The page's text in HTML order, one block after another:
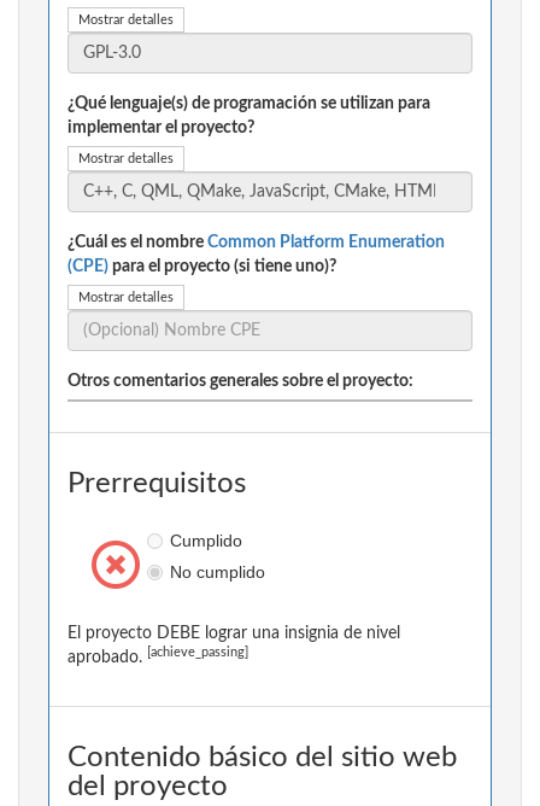
Mostrar detalles
¿Qué lenguaje(s) de programación se utilizan para
implementar el proyecto?
Mostrar detalles
¿Cuál es el nombre Common Platform Enumeration
(CPE) para el proyecto (si tiene uno)?
Mostrar detalles
Otros comentarios generales sobre el proyecto:
Prerrequisitos
Cumplido
No cumplido
El proyecto DEBE lograr una insignia de nivel
aprobado.
[achieve_passing]
Contenido básico del sitio web
del proyecto